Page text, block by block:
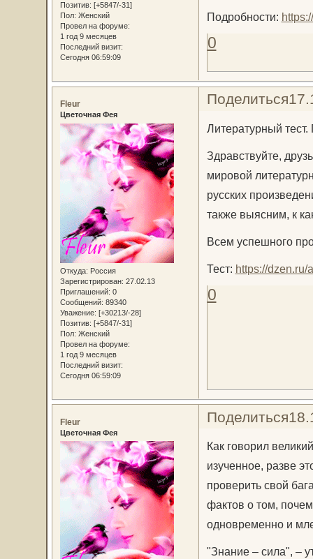
Позитив: [+5847/-31]
Пол: Женский
Провел на форуме:
1 год 9 месяцев
Последний визит:
Сегодня 06:59:09
Подробности:
0
Поделиться
Fleur
Цветочная Фея
Откуда: Россия
Зарегистрирован: 27.02.13
Приглашений: 0
Сообщений: 89340
Уважение: [+30213/-28]
Позитив: [+5847/-31]
Пол: Женский
Провел на форуме:
1 год 9 месяцев
Последний визит:
Сегодня 06:59:09
Литературный
Здравствуйте,
мировой
русских
также выясним, к
Всем успешного
Тест: https://dzen.ru/
0
Поделиться
Fleur
Цветочная Фея
Как говорил
изученное, разве
проверить свой
фактов о том,
одновременно и
"Знание – сила", –